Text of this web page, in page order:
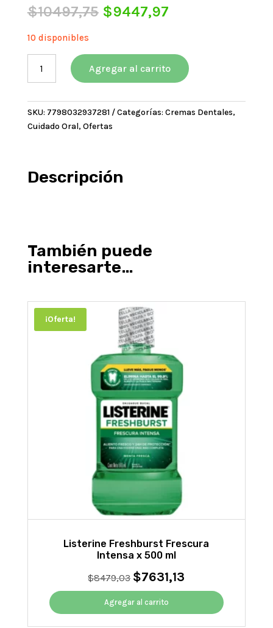
$10497,75 El
era:
$10497,75.
$9447,97El
es:
$9447,97.
10 disponibles
Chiquitos
Tutti
Fruti
2x1
Agregar al carrito
SKU: 7798032937281 Categorías: Cremas Dentales,
Cuidado Oral, Ofertas
Descripción
También puede
interesarte…
¡Oferta!
Listerine Freshburst Frescura
Intensa x 500 ml
$8479,03 El
precio
original
era:
$7631,13
precio
es:
Agregar al carrito